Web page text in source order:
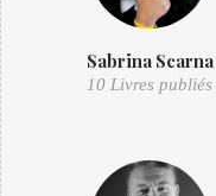
Sabrina Scarna
10 Livres publiés